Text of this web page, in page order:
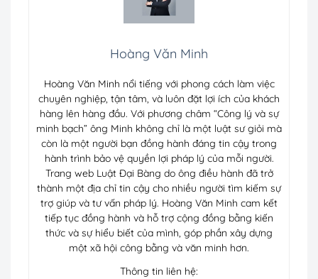
Hoàng Văn Minh
Hoàng Văn Minh nổi tiếng với phong cách làm việc
chuyên nghiệp, tận tâm, và luôn đặt lợi ích của khách
hàng lên hàng đầu. Với phương châm “Công lý và sự
minh bạch” ông Minh không chỉ là một luật sư giỏi mà
còn là một người bạn đồng hành đáng tin cậy trong
hành trình bảo vệ quyền lợi pháp lý của mỗi người.
Trang web Luật Đại Bàng do ông điều hành đã trở
thành một địa chỉ tin cậy cho nhiều người tìm kiếm sự
trợ giúp và tư vấn pháp lý. Hoàng Văn Minh cam kết
tiếp tục đồng hành và hỗ trợ cộng đồng bằng kiến
thức và sự hiểu biết của mình, góp phần xây dựng
một xã hội công bằng và văn minh hơn.
Thông tin liên hệ: